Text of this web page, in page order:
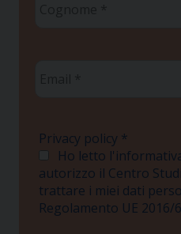
Privacy policy *
Ho letto
autorizzo il Centro
trattare i miei dati
Regolamento UE 2016/